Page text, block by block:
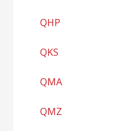
QHP
QKS
QMA
QMZ